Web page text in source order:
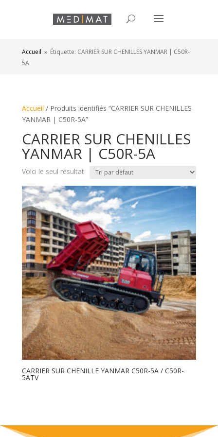
Accueil 9 Étiquette: CARRIER SUR CHENILLES YANMAR | C50R-
5A
Accueil / Produits identifiés “CARRIER SUR CHENILLES
YANMAR | C50R-5A”
CARRIER SUR CHENILLES
YANMAR | C50R-5A
Voici le seul résultat
CARRIER SUR CHENILLE YANMAR C50R-5A / C50R-
5ATV